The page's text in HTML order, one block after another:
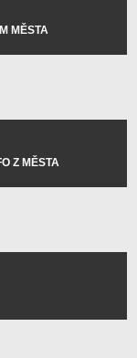
MĚSTA
Z MĚSTA